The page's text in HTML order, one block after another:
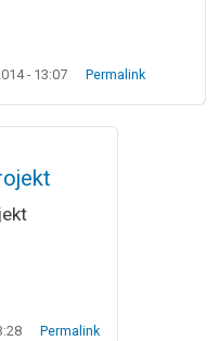
- 13:07 Permalink
Permalink